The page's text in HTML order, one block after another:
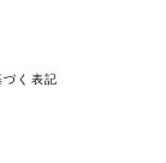
づく表記